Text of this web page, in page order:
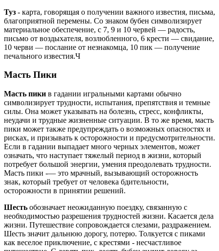
Туз - карта, говорящая о получении важного известия, письма,
благоприятной перемены. Со знаком бубен символизирует
материальное обеспечение, с 7, 9 и 10 червей — радость,
письмо от воздыхателя, возлюбленного, 6 крести — свидание,
10 черви — послание от незнакомца, 10 пик — получение
печального известия.Ч
Масть Пики
Масть пики в гадании игральными картами обычно
символизирует трудности, испытания, препятствия и темные
силы. Она может указывать на болезнь, стресс, конфликты,
неудачи и трудные жизненные ситуации. В то же время, масть
пики может также предупреждать о возможных опасностях и
рисках, и призывать к осторожности и предусмотрительности.
Если в гадании выпадает много черных элементов, может
означать, что наступает тяжелый период в жизни, который
потребует большой энергии, умения преодолевать трудности.
Масть пики -— это мрачный, вызывающий осторожность
знак, который требует от человека бдительности,
осторожности в принятии решений.
Шесть обозначает неожиданную поездку, связанную с
необходимостью разрешения трудностей жизни. Касается дела
жизни. Путешествие сопровождается слезами, раздражением.
Шесть значит дальнюю дорогу, потерю. Толкуется с пиками
как веселое приключение, с крестями - несчастливое